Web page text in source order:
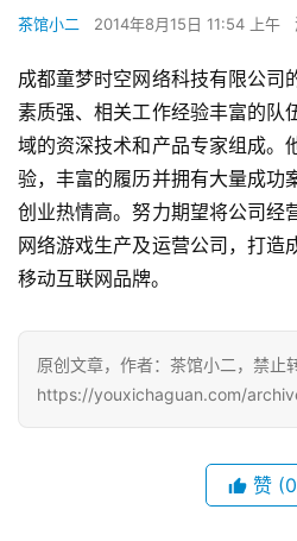
创
游
戏
业
界
手
机
游
单
茶馆小二 2014年8月15日 11:54 上午
成都童梦时空网络科技有限公司
素质强、相关工作经验丰富的队
域的资深技术和产品专家组成。
验，丰富的履历并拥有大量成功
创业热情高。努力期望将公司经
网络游戏生产及运营公司，打造
移动互联网品牌。
原创文章，作者：茶馆小二，禁止
https://youxichaguan.com/
赞